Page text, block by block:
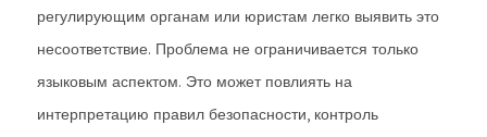
регулирующим органам или юристам легко выявить это
несоответствие. Проблема не ограничивается только
языковым аспектом. Это может повлиять на
интерпретацию правил безопасности, контроль